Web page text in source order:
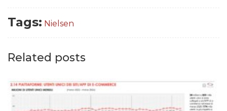
Tags: Nielsen
Related posts